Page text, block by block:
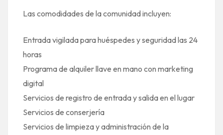
Las comodidades de la comunidad incluyen:
Entrada vigilada para huéspedes y seguridad las 24
horas
Programa de alquiler llave en mano con marketing
digital
Servicios de registro de entrada y salida en el lugar
Servicios de conserjería
Servicios de limpieza y administración de la